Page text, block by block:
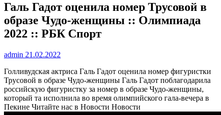
Галь Гадот оценила номер Трусовой в
образе Чудо-женщины :: Олимпиада
2022 :: РБК Спорт
admin 21.02.2022
Голливудская актриса Галь Гадот оценила номер фигуристки
Трусовой в образе Чудо-женщины Галь Гадот поблагодарила
российскую фигуристку за номер в образе Чудо-женщины,
который та исполнила во время олимпийского гала-вечера в
Пекине Читайте нас в Новости Новости